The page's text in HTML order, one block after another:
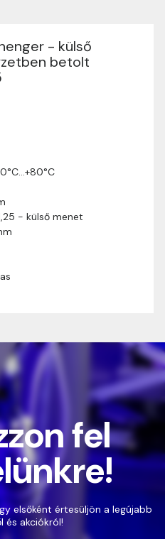
- külső
betolt
- külső menet
választottátok
megtaláljátok szállítási
gördülékenyen és
Amennyiben
a szállítás hosszabb
benneteket.
díj függ a termék súlyától
A pontos szállítási
során megtekinthetitek,
fel
elsőként értesüljön a legújabb
és akciókról!